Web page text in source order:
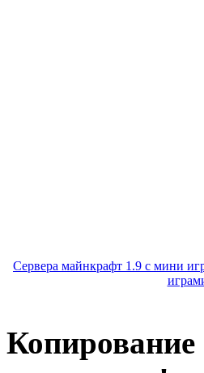
Сервера майнкрафт 1.9 с мини
Копирование